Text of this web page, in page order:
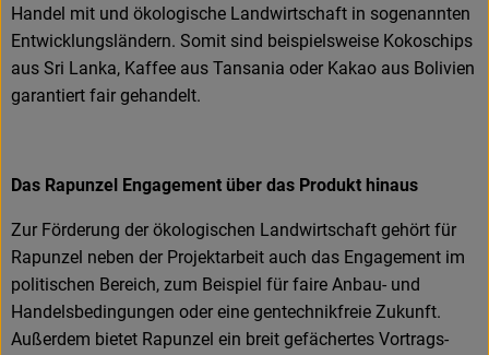
Handel mit und ökologische Landwirtschaft in sogenannten
Entwicklungsländern. Somit sind beispielsweise Kokoschips
aus Sri Lanka, Kaffee aus Tansania oder Kakao aus Bolivien
garantiert fair gehandelt.
Das Rapunzel Engagement über das Produkt hinaus
Zur Förderung der ökologischen Landwirtschaft gehört für
Rapunzel neben der Projektarbeit auch das Engagement im
politischen Bereich, zum Beispiel für faire Anbau- und
Handelsbedingungen oder eine gentechnikfreie Zukunft.
Außerdem bietet Rapunzel ein breit gefächertes Vortrags-